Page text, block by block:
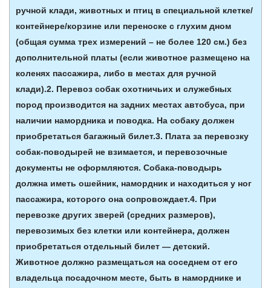
ручной клади, животных и птиц в специальной клетке/
контейнере/корзине или переноске с глухим дном
(общая сумма трех измерений – не более 120 см.) без
дополнительной платы (если животное размещено на
коленях пассажира, либо в местах для ручной
клади).2. Перевоз собак охотничьих и служебных
пород производится на задних местах автобуса, при
наличии намордника и поводка. На собаку должен
приобретаться багажный билет.3. Плата за перевозку
собак-поводырей не взимается, и перевозочные
документы не оформляются. Собака-поводырь
должна иметь ошейник, намордник и находиться у ног
пассажира, которого она сопровождает.4. При
перевозке других зверей (средних размеров),
перевозимых без клетки или контейнера, должен
приобретаться отдельный билет — детский.
Животное должно размещаться на соседнем от его
владельца посадочном месте, быть в наморднике и